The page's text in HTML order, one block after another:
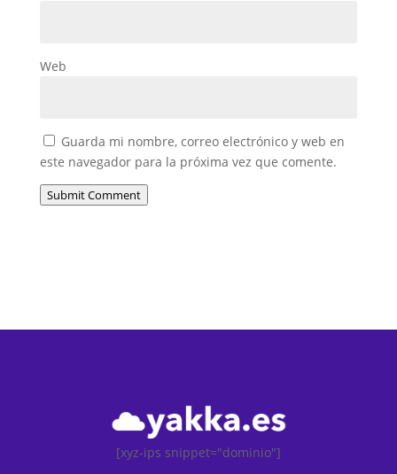
Web
Guarda mi nombre, correo electrónico y web en
este navegador para la próxima vez que comente.
Submit Comment
[xyz-ips snippet="dominio"]